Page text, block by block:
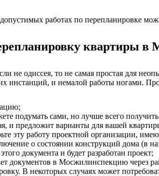
работах по перепланировке
квартиры в
не одиссея, то не самая простая для
инстанций, и немалой работы ногами.
подумать сами, но лучше всего
и предложит варианты для вашей
эту работу проектной организации,
о состоянии конструкций дома (в
документа и будет разработан проект;
документов в Мосжилинспекцию через
В некоторых случаях может